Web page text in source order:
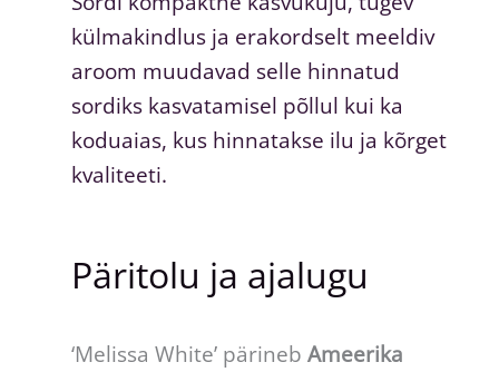
külmakindlus ja erakordselt meeldiv
aroom muudavad selle hinnatud
sordiks kasvatamisel põllul kui ka
koduaias, kus hinnatakse ilu ja kõrget
kvaliteeti.
Päritolu ja ajalugu
‘Melissa White’ pärineb Ameerika